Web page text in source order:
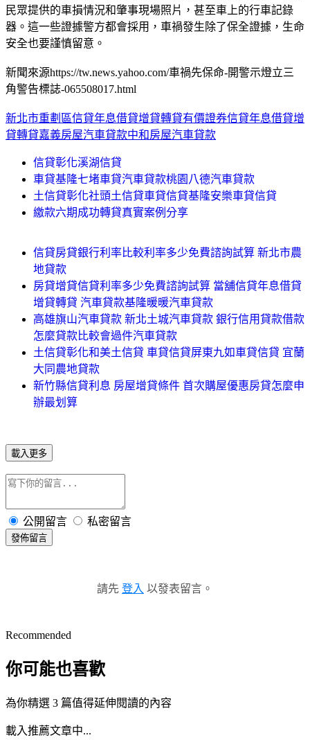
民眾提供的車損情況和肇事現場照片，甚至車上的行車記錄
器。這一些證據警方都會採用，車禍發生除了保全證據，生命
安全也要謹慎留意。
新聞來源https://tw.news.yahoo.com/車禍先保命-開警示燈立三
角警告標誌-065508017.html
新北市重劃區信貸年息借貸增貸轉貸有價證券信貸年息借貸增
貸轉貸嘉義房屋汽車貸款中和房屋汽車貸款
信貸彰化溪湖信貸
車貸基隆七堵車貸汽車貸款桃園八德汽車貸款
土信貸彰化社頭土信貸車貸信貸基隆安樂車貸信貸
繳款六期成功轉貸真實案例分享
信貸房貸銀行利率比較利率多少免費諮詢試算 新北市農
地貸款
房貸增貸信貸利率多少免費諮詢試算 當舖信貸年息借貸
增貸轉貸 汽車貸款基隆暖暖汽車貸款
高雄旗山汽車貸款 新北土城汽車貸款 銀行信用貸款借款
怎麼貸款比較會過件汽車貸款
土信貸彰化和美土信貸 車貸信貸屏東九如車貸信貸 宜蘭
大同農地貸款
新竹縣信貸利息 房屋增貸條件 首次購屋優惠房貸怎麼申
辦最划算
載入更多
公開留言 私密留言
發佈留言
請先 登入 以發表留言。
Recommended
你可能也喜歡
為你精選 3 篇值得延伸閱讀的內容
載入推薦文章中...